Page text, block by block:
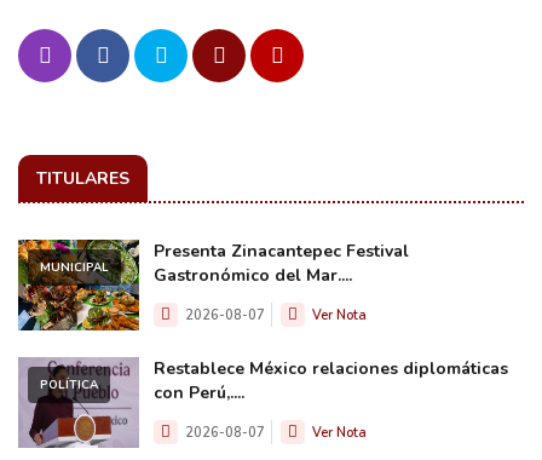
TITULARES
MUNICIPAL
Presenta Zinacantepec Festival
Gastronómico del Mar....
2026-08-07 Ver Nota
POLÍTICA
Restablece México relaciones diplomáticas
con Perú,....
2026-08-07 Ver Nota